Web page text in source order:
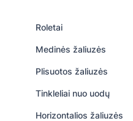
Roletai
Medinės žaliuzės
Plisuotos žaliuzės
Tinkleliai nuo uodų
Horizontalios žaliuzės